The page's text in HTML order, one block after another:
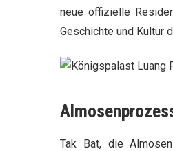
neue offizielle
Geschichte und Kultur
Tak Bat, die